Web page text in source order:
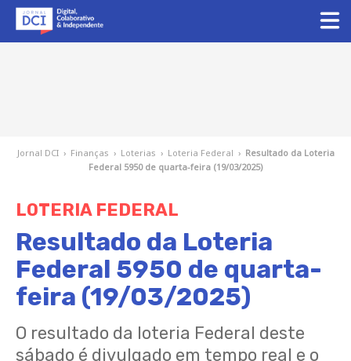
Jornal DCI › Finanças › Loterias › Loteria Federal › Resultado da Loteria
Federal 5950 de quarta-feira (19/03/2025)
LOTERIA FEDERAL
Resultado da Loteria
Federal 5950 de quarta-
feira (19/03/2025)
O resultado da loteria Federal deste
sábado é divulgado em tempo real e o